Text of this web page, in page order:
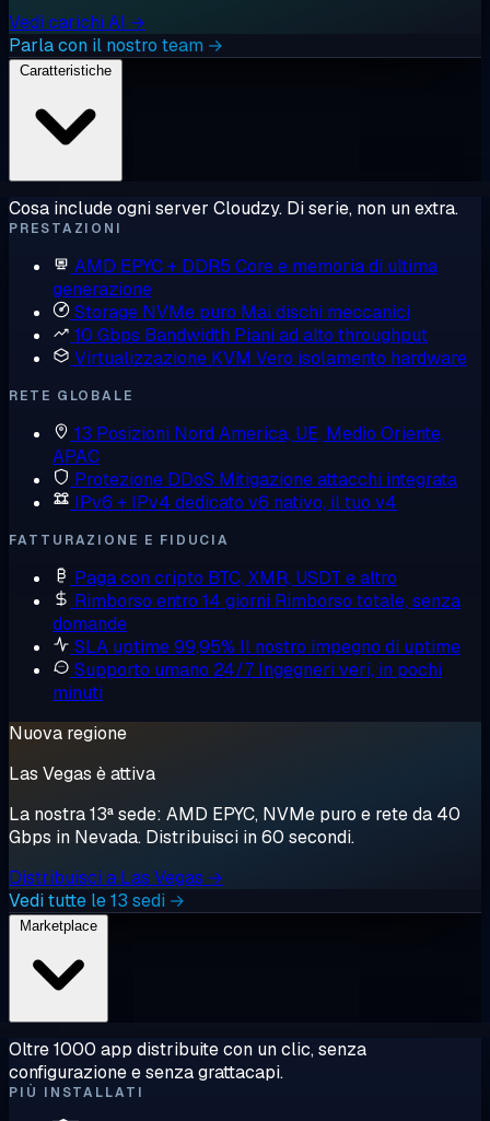
Vedi carichi AI →
Parla con il nostro team →
Cosa include ogni server Cloudzy. Di serie, non un extra.
PRESTAZIONI
AMD EPYC + DDR5 Core e memoria di ultima
generazione
Storage NVMe puro Mai dischi meccanici
10 Gbps Bandwidth Piani ad alto throughput
Virtualizzazione KVM Vero isolamento hardware
RETE GLOBALE
13 Posizioni Nord America, UE, Medio Oriente,
APAC
Protezione DDoS Mitigazione attacchi integrata
IPv6 + IPv4 dedicato v6 nativo, il tuo v4
FATTURAZIONE E FIDUCIA
Paga con cripto BTC, XMR, USDT e altro
Rimborso entro 14 giorni Rimborso totale, senza
domande
SLA uptime 99,95% Il nostro impegno di uptime
Supporto umano 24/7 Ingegneri veri, in pochi
minuti
Nuova regione
Las Vegas è attiva
La nostra 13ª sede: AMD EPYC, NVMe puro e rete da 40
Gbps in Nevada. Distribuisci in 60 secondi.
Distribuisci a Las Vegas →
Vedi tutte le 13 sedi →
Oltre 1000 app distribuite con un clic, senza
configurazione e senza grattacapi.
PIÙ INSTALLATI